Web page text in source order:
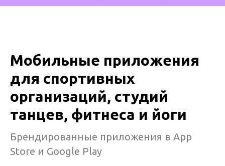
Мобильные приложения
для спортивных
организаций, студий
танцев, фитнеса и йоги
Брендированные приложения в App
Store и Google Play